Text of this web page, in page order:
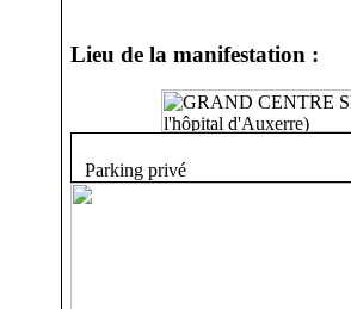
Lieu de la manifestation :
Parking privé